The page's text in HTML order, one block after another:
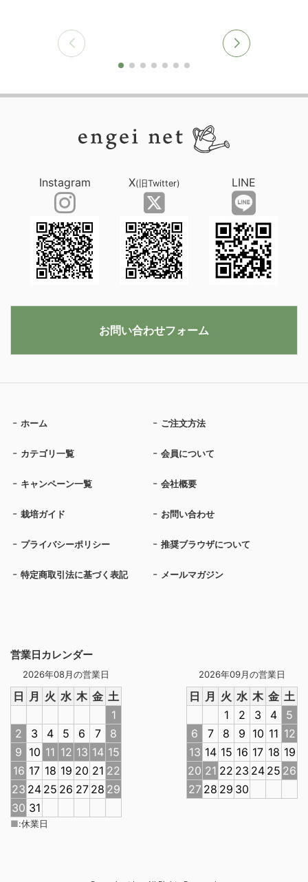
営業日カレンダー
2026年08月の営業日
日 月 火 水 木 金 土
1
2
3 4 5 6 7
8
9 10 11 12 13 14 15
16 17 18 19 20 21 22
23 24 25 26 27 28 29
30 31
2026年09月の営業日
日 月 火 水 木 金 土
1
2 3 4
5
6
7 8 9 10 11 12
13 14 15 16 17 18 19
20 21 22 23 24 25 26
27 28 29 30
■:休業日
ホーム ご注文方法
カテゴリ一覧 会員について
キャンペーン一覧 会社概要
栽培ガイド お問い合わせ
プライバシーポリシー 推奨ブラウザについて
特定商取引法に基づく表記 メールマガジン
Instagram X(旧Twitter) LINE
お問い合わせフォーム